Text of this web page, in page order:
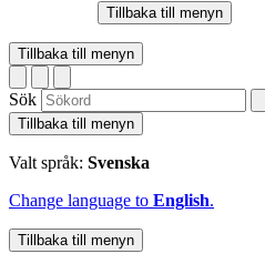
Tillbaka till menyn
Tillbaka till menyn
Sök
Tillbaka till menyn
Valt språk: Svenska
Change language to English.
Tillbaka till menyn